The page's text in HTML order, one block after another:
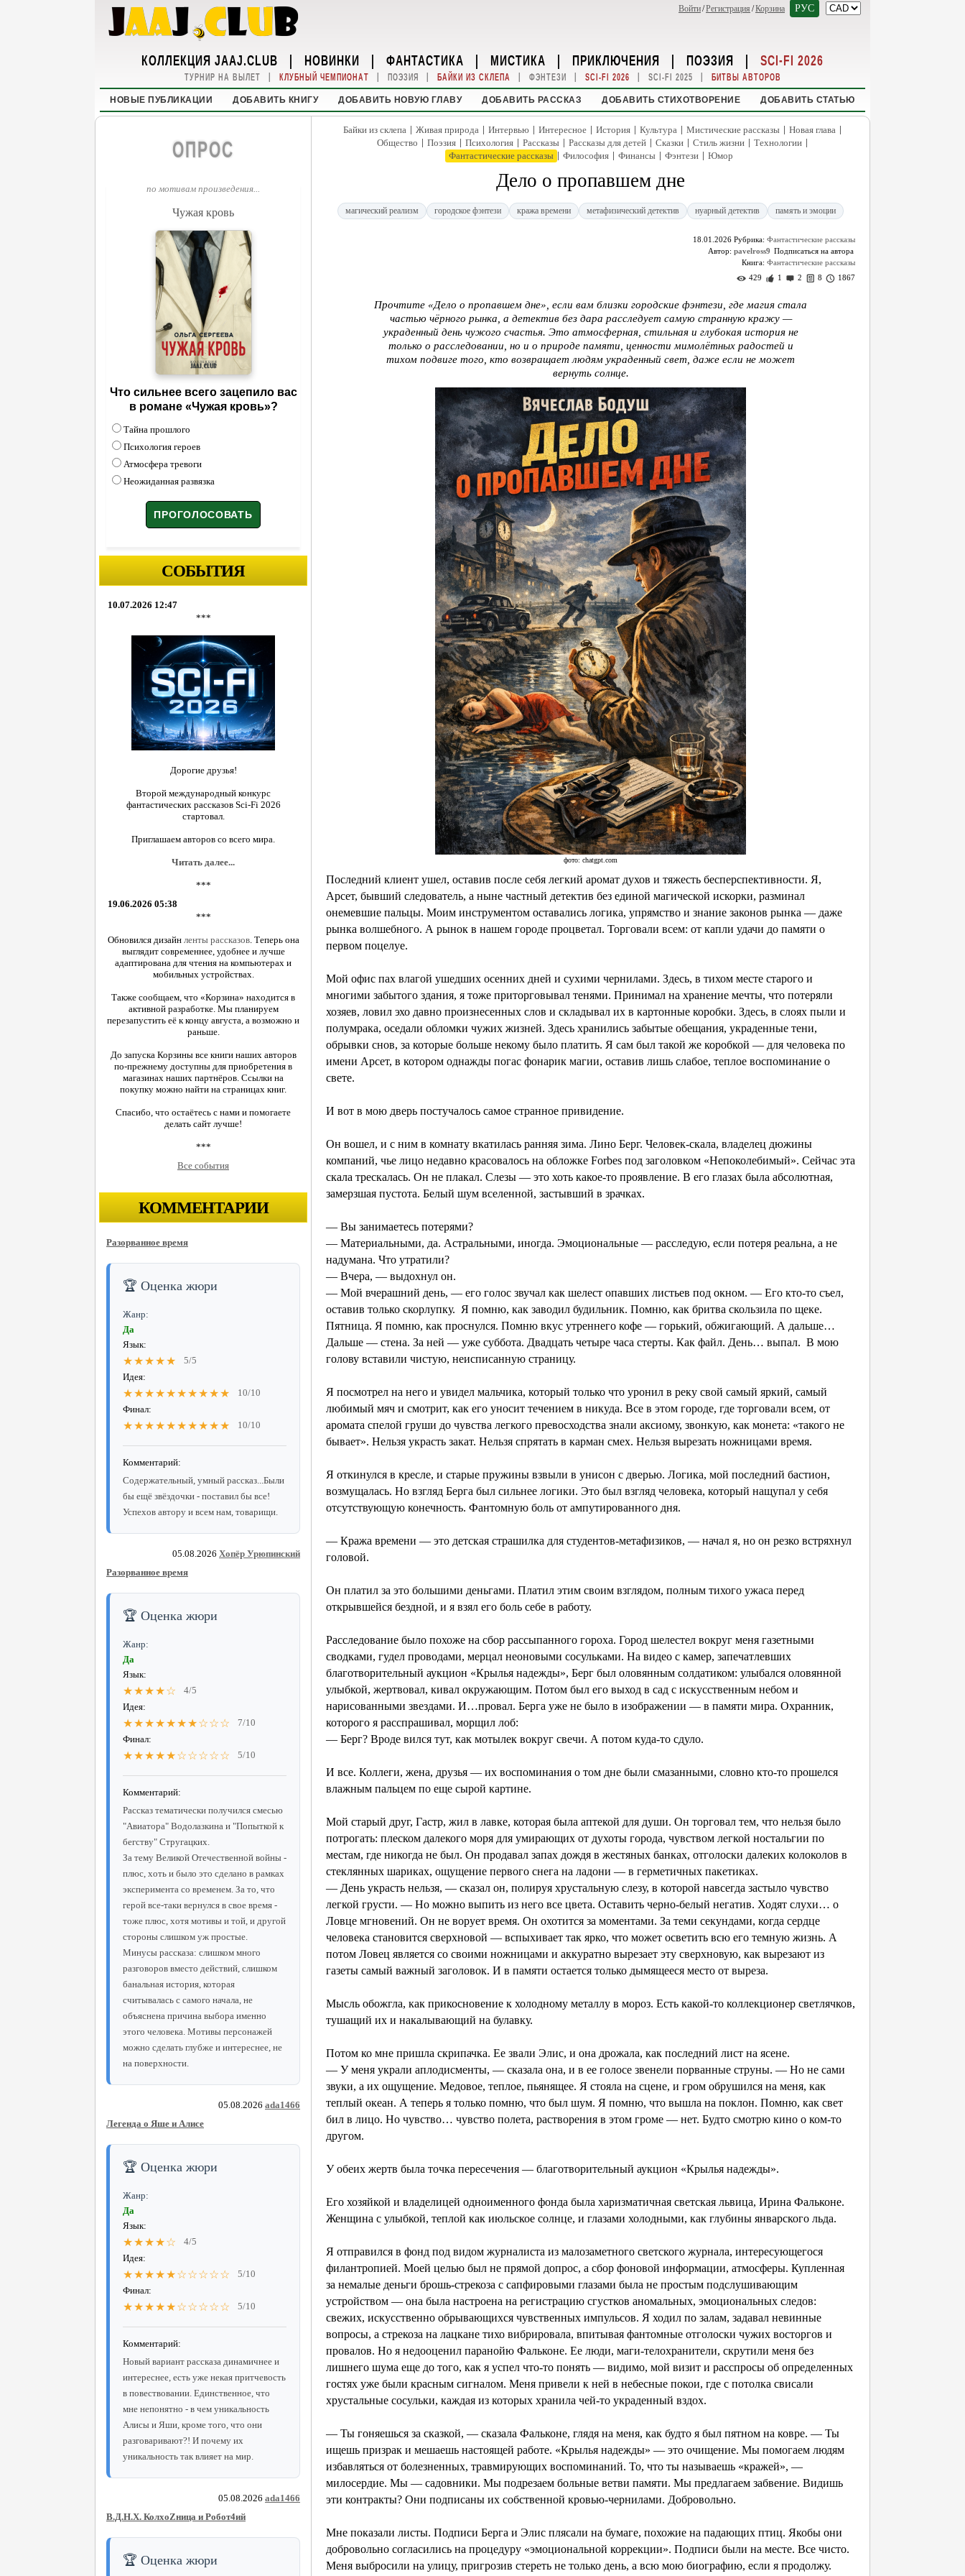
Войти/Регистрация /Корзина РУС
КОЛЛЕКЦИЯ JAAJ.CLUB | НОВИНКИ | ФАНТАСТИКА | МИСТИКА | ПРИКЛЮЧЕНИЯ | ПОЭЗИЯ | SCI-FI 2026
ТУРНИР НА ВЫЛЕТ | КЛУБНЫЙ ЧЕМПИОНАТ | ПОЭЗИЯ | БАЙКИ ИЗ СКЛЕПА | ФЭНТЕЗИ | SCI-FI 2026 | SCI-FI 2025 | БИТВЫ АВТОРОВ
НОВЫЕ ПУБЛИКАЦИИ ДОБАВИТЬ КНИГУ ДОБАВИТЬ НОВУЮ ГЛАВУ ДОБАВИТЬ РАССКАЗ ДОБАВИТЬ СТИХОТВОРЕНИЕ ДОБАВИТЬ СТАТЬЮ
ОПРОС
по мотивам произведения...
Чужая кровь
Что сильнее всего зацепило вас
в романе «Чужая кровь»?
Тайна прошлого
Психология героев
Атмосфера тревоги
Неожиданная развязка
СОБЫТИЯ
10.07.2026 12:47
***
Дорогие друзья!
Второй международный конкурс
фантастических рассказов Sci-Fi 2026
стартовал.
Приглашаем авторов со всего мира.
Читать далее...
***
19.06.2026 05:38
***
Обновился дизайн ленты рассказов. Теперь она
выглядит современнее, удобнее и лучше
адаптирована для чтения на компьютерах и
мобильных устройствах.
Также сообщаем, что «Корзина» находится в
активной разработке. Мы планируем
перезапустить её к концу августа, а возможно и
раньше.
До запуска Корзины все книги наших авторов
по-прежнему доступны для приобретения в
магазинах наших партнёров. Ссылки на
покупку можно найти на страницах книг.
Спасибо, что остаётесь с нами и помогаете
делать сайт лучше!
***
Все события
КОММЕНТАРИИ
Разорванное время
🏆 Оценка жюри
Жанр:
Да
Язык:
★★★★★
5/5
Идея:
★★★★★★★★★★
10/10
Финал:
★★★★★★★★★★ 10/10
Комментарий:
Содержательный, умный рассказ...Были
бы ещё звёздочки - поставил бы все!
Успехов автору и всем нам, товарищи.
05.08.2026 Хопёр Урюпинский
Разорванное время
🏆 Оценка жюри
Жанр:
Да
Язык:
★★★★☆
4/5
Идея:
★★★★★★★☆☆☆
7/10
Финал:
★★★★★☆☆☆☆☆ 5/10
Комментарий:
Рассказ тематически получился смесью
"Авиатора" Водолазкина и "Попыткой к
бегству" Стругацких.
За тему Великой Отечественной войны -
плюс, хоть и было это сделано в рамках
эксперимента со временем. За то, что
герой все-таки вернулся в свое время -
тоже плюс, хотя мотивы и той, и другой
стороны слишком уж простые.
Минусы рассказа: слишком много
разговоров вместо действий, слишком
банальная история, которая
считывалась с самого начала, не
объяснена причина выбора именно
этого человека. Мотивы персонажей
можно сделать глубже и интереснее, не
на поверхности.
05.08.2026 ada1466
Легенда о Яше и Алисе
🏆 Оценка жюри
Жанр:
Да
Язык:
★★★★☆
4/5
Идея:
★★★★★☆☆☆☆☆
5/10
Финал:
★★★★★☆☆☆☆☆ 5/10
Комментарий:
Новый вариант рассказа динамичнее и
интереснее, есть уже некая притчевость
в повествовании. Единственное, что
мне непонятно - в чем уникальность
Алисы и Яши, кроме того, что они
разговаривают?! И почему их
уникальность так влияет на мир.
05.08.2026 ada1466
В.Д.Н.Х. КолхоZница и Робот4ий
🏆 Оценка жюри
Байки из склепа | Живая природа | Интервью | Интересное | История | Культура | Мистические рассказы | Новая глава |
Общество | Поэзия | Психология | Рассказы | Рассказы для детей | Сказки | Стиль жизни | Технологии |
Фантастические рассказы | Философия | Финансы | Фэнтези | Юмор
Дело о пропавшем дне
магический реализм городское фэнтези кража времени метафизический детектив нуарный детектив память и эмоции
18.01.2026 Рубрика: Фантастические рассказы
Автор: pavelross9
Книга: Фантастические рассказы
429
1 2 8 1867
Прочтите «Дело о пропавшем дне», если вам близки городские фэнтези, где магия стала
частью чёрного рынка, а детектив без дара расследует самую странную кражу —
украденный день чужого счастья. Это атмосферная, стильная и глубокая история не
только о расследовании, но и о природе памяти, ценности мимолётных радостей и
тихом подвиге того, кто возвращает людям украденный свет, даже если не может
вернуть солнце.
фото: chatgpt.com
Последний клиент ушел, оставив после себя легкий аромат духов и тяжесть бесперспективности. Я,
Арсет, бывший следователь, а ныне частный детектив без единой магической искорки, разминал
онемевшие пальцы. Моим инструментом оставались логика, упрямство и знание законов рынка — даже
рынка волшебного. А рынок в нашем городе процветал. Торговали всем: от капли удачи до памяти о
первом поцелуе.
Мой офис пах влагой ушедших осенних дней и сухими чернилами. Здесь, в тихом месте старого и
многими забытого здания, я тоже приторговывал тенями. Принимал на хранение мечты, что потеряли
хозяев, ловил эхо давно произнесенных слов и складывал их в картонные коробки. Здесь, в слоях пыли и
полумрака, оседали обломки чужих жизней. Здесь хранились забытые обещания, украденные тени,
обрывки снов, за которые больше некому было платить. Я сам был такой же коробкой — для человека по
имени Арсет, в котором однажды погас фонарик магии, оставив лишь слабое, теплое воспоминание о
свете.
И вот в мою дверь постучалось самое странное привидение.
Он вошел, и с ним в комнату вкатилась ранняя зима. Лино Берг. Человек-скала, владелец дюжины
компаний, чье лицо недавно красовалось на обложке Forbes под заголовком «Непоколебимый». Сейчас эта
скала трескалась. Он не плакал. Слезы — это хоть какое-то проявление. В его глазах была абсолютная,
замерзшая пустота. Белый шум вселенной, застывший в зрачках.
— Вы занимаетесь потерями?
— Материальными, да. Астральными, иногда. Эмоциональные — расследую, если потеря реальна, а не
надумана. Что утратили?
— Вчера, — выдохнул он.
— Мой вчерашний день, — его голос звучал как шелест опавших листьев под окном. — Его кто-то съел,
оставив только скорлупку. Я помню, как заводил будильник. Помню, как бритва скользила по щеке.
Пятница. Я помню, как проснулся. Помню вкус утреннего кофе — горький, обжигающий. А дальше…
Дальше — стена. За ней — уже суббота. Двадцать четыре часа стерты. Как файл. День… выпал. В мою
голову вставили чистую, неисписанную страницу.
Я посмотрел на него и увидел мальчика, который только что уронил в реку свой самый яркий, самый
любимый мяч и смотрит, как его уносит течением в никуда. Все в этом городе, где торговали всем, от
аромата спелой груши до чувства легкого превосходства знали аксиому, звонкую, как монета: «такого не
бывает». Нельзя украсть закат. Нельзя спрятать в карман смех. Нельзя вырезать ножницами время.
Я откинулся в кресле, и старые пружины взвыли в унисон с дверью. Логика, мой последний бастион,
возмущалась. Но взгляд Берга был сильнее логики. Это был взгляд человека, который нащупал у себя
отсутствующую конечность. Фантомную боль от ампутированного дня.
— Кража времени — это детская страшилка для студентов-метафизиков, — начал я, но он резко встряхнул
головой.
Он платил за это большими деньгами. Платил этим своим взглядом, полным тихого ужаса перед
открывшейся бездной, и я взял его боль себе в работу.
Расследование было похоже на сбор рассыпанного гороха. Город шелестел вокруг меня газетными
сводками, гудел проводами, мерцал неоновыми сосульками. На видео с камер, запечатлевших
благотворительный аукцион «Крылья надежды», Берг был оловянным солдатиком: улыбался оловянной
улыбкой, жертвовал, кивал окружающим. Потом был его выход в сад с искусственным небом и
нарисованными звездами. И…провал. Берга уже не было в изображении — в памяти мира. Охранник,
которого я расспрашивал, морщил лоб:
— Берг? Вроде вился тут, как мотылек вокруг свечи. А потом куда-то сдуло.
И все. Коллеги, жена, друзья — их воспоминания о том дне были смазанными, словно кто-то прошелся
влажным пальцем по еще сырой картине.
Мой старый друг, Гастр, жил в лавке, которая была аптекой для души. Он торговал тем, что нельзя было
потрогать: плеском далекого моря для умирающих от духоты города, чувством легкой ностальгии по
местам, где никогда не был. Он продавал запах дождя в жестяных банках, отголоски далеких колоколов в
стеклянных шариках, ощущение первого снега на ладони — в герметичных пакетиках.
— День украсть нельзя, — сказал он, полируя хрустальную слезу, в которой навсегда застыло чувство
легкой грусти. — Но можно выпить из него все цвета. Оставить черно-белый негатив. Ходят слухи… о
Ловце мгновений. Он не ворует время. Он охотится за моментами. За теми секундами, когда сердце
человека становится сверхновой — вспыхивает так ярко, что может осветить всю его темную жизнь. А
потом Ловец является со своими ножницами и аккуратно вырезает эту сверхновую, как вырезают из
газеты самый важный заголовок. И в памяти остается только дымящееся место от выреза.
Мысль обожгла, как прикосновение к холодному металлу в мороз. Есть какой-то коллекционер светлячков,
тушащий их и накалывающий на булавку.
Потом ко мне пришла скрипачка. Ее звали Элис, и она дрожала, как последний лист на ясене.
— У меня украли аплодисменты, — сказала она, и в ее голосе звенели порванные струны. — Но не сами
звуки, а их ощущение. Медовое, теплое, пьянящее. Я стояла на сцене, и гром обрушился на меня, как
теплый океан. А теперь я только помню, что был шум. Я помню, что вышла на поклон. Помню, как свет
бил в лицо. Но чувство… чувство полета, растворения в этом громе — нет. Будто смотрю кино о ком-то
другом.
У обеих жертв была точка пересечения — благотворительный аукцион «Крылья надежды».
Его хозяйкой и владелицей одноименного фонда была харизматичная светская львица, Ирина Фальконе.
Женщина с улыбкой, теплой как июльское солнце, и глазами холодными, как глубины январского льда.
Я отправился в фонд под видом журналиста из малозаметного светского журнала, интересующегося
филантропией. Моей целью был не прямой допрос, а сбор фоновой информации, атмосферы. Купленная
за немалые деньги брошь-стрекоза с сапфировыми глазами была не простым подслушивающим
устройством — она была настроена на регистрацию сгустков аномальных, эмоциональных следов:
свежих, искусственно обрывающихся чувственных импульсов. Я ходил по залам, задавал невинные
вопросы, а стрекоза на лацкане тихо вибрировала, впитывая фантомные отголоски чужих восторгов и
провалов. Но я недооценил паранойю Фальконе. Ее люди, маги-телохранители, скрутили меня без
лишнего шума еще до того, как я успел что-то понять — видимо, мой визит и расспросы об определенных
гостях уже были красным сигналом. Меня привели к ней в небесные покои, где с потолка свисали
хрустальные сосульки, каждая из которых хранила чей-то украденный вздох.
— Ты гоняешься за сказкой, — сказала Фальконе, глядя на меня, как будто я был пятном на ковре. — Ты
ищешь призрак и мешаешь настоящей работе. «Крылья надежды» — это очищение. Мы помогаем людям
избавляться от болезненных, травмирующих воспоминаний. То, что ты называешь «кражей», —
милосердие. Мы — садовники. Мы подрезаем больные ветви памяти. Мы предлагаем забвение. Видишь
эти контракты? Они подписаны их собственной кровью-чернилами. Добровольно.
Мне показали листы. Подписи Берга и Элис плясали на бумаге, похожие на падающих птиц. Якобы они
добровольно согласились на процедуру «эмоциональной коррекции». Подписи были на месте. Все чисто.
Меня выбросили на улицу, пригрозив стереть не только день, а всю мою биографию, если я продолжу.